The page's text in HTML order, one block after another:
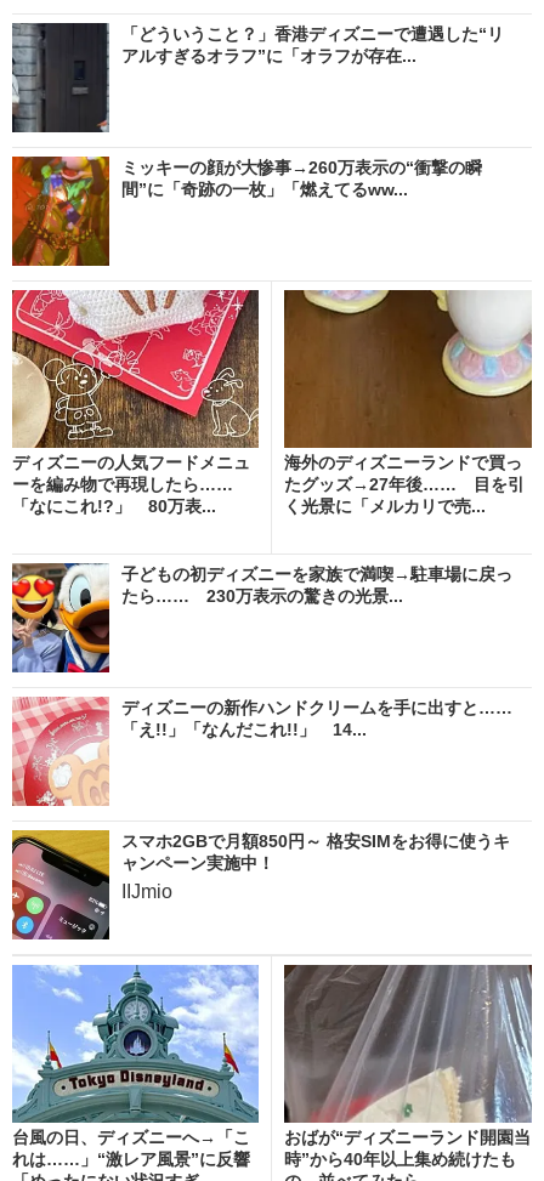
「どういうこと？」香港ディズニーで遭遇した“リ
アルすぎるオラフ”に「オラフが存在...
ミッキーの顔が大惨事→260万表示の“衝撃の瞬
間”に「奇跡の一枚」「燃えてるww...
ディズニーの人気フードメニュ
ーを編み物で再現したら……
「なにこれ!?」 80万表...
海外のディズニーランドで買っ
たグッズ→27年後…… 目を引
く光景に「メルカリで売...
子どもの初ディズニーを家族で満喫→駐車場に戻っ
たら…… 230万表示の驚きの光景...
ディズニーの新作ハンドクリームを手に出すと……
「え!!」「なんだこれ!!」 14...
スマホ2GBで月額850円～ 格安SIMをお得に使うキ
ャンペーン実施中！
IIJmio
台風の日、ディズニーへ→「こ
れは……」“激レア風景”に反響
おばが“ディズニーランド開園当
時”から40年以上集め続けたも